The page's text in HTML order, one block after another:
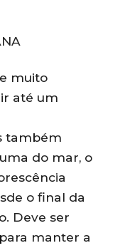
muito
até um
também
do mar, o
o final da
Deve ser
manter a